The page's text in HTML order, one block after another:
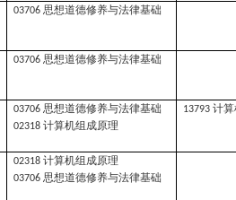
03706思想道德修养与法律基础
03706思想道德修养与法律基础
03706思想道德修养与法律基础
02318计算机组成原理
13793计
02318计算机组成原理
03706思想道德修养与法律基础